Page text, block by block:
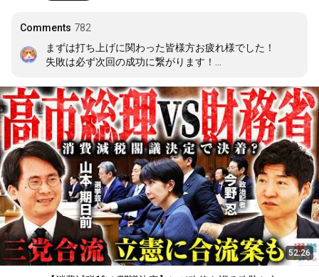
Comments 782
まずは打ち上げに関わった皆様方お疲れ様でした！
失敗は必ず次回の成功に繋がります！
52:26